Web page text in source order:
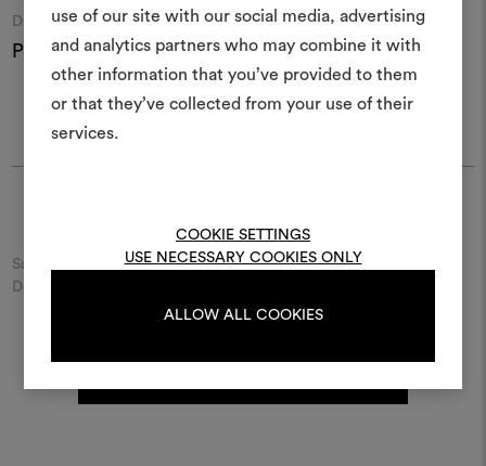
use of our site with our social media, advertising
and analytics partners who may combine it with
other information that you’ve provided to them
or that they’ve collected from your use of their
services.
COOKIE SETTINGS
USE NECESSARY COOKIES ONLY
ALLOW ALL COOKIES
Moodboard
DEDAR
Pod005 Rouche 001
Moodboard
DEDAR
Pod006 Rouche 004
Saisir le nom de la ville ou de la rue et découvrez le détaillant
Dedar le plus proche de chez vous.
Un instrument interactif
à vos idées et les partager,
des matériaux et des
REGISTER